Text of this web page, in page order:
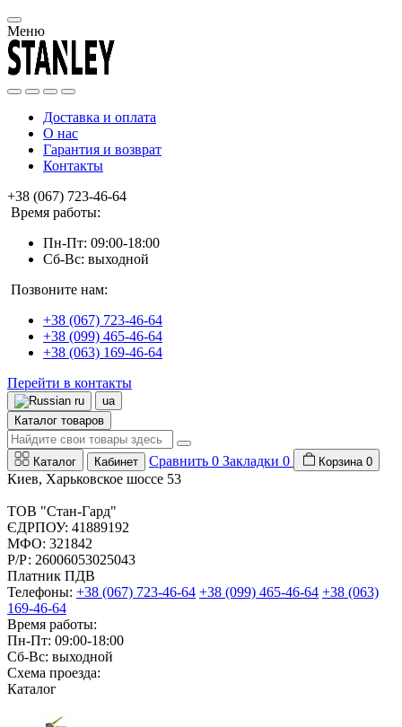
Меню
Доставка и оплата
О нас
Гарантия и возврат
Контакты
+38 (067) 723-46-64
Время работы:
Пн-Пт: 09:00-18:00
Сб-Вс: выходной
Позвоните нам:
+38 (067) 723-46-64
+38 (099) 465-46-64
+38 (063) 169-46-64
Перейти в контакты
ru
ua
Каталог товаров
Каталог Кабинет Сравнить 0 Закладки 0 Корзина 0
Киев, Харьковское шоссе 53
ТОВ "Стан-Гард"
ЄДРПОУ: 41889192
МФО: 321842
Р/Р: 26006053025043
Платник ПДВ
Телефоны: +38 (067) 723-46-64 +38 (099) 465-46-64 +38 (063)
169-46-64
Время работы:
Пн-Пт: 09:00-18:00
Сб-Вс: выходной
Схема проезда:
Каталог